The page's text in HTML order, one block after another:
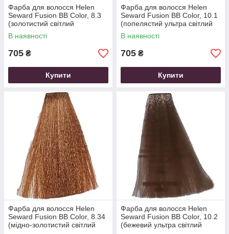
Фарба для волосся Helen
Seward Fusion BB Color, 8.3
(золотистий світлий
блондин), 100 мл
В наявності
705 ₴
Купити
Фарба для волосся Helen
Seward Fusion BB Color, 10.1
(попелястий ультра світлий
блондин), 100 мл
В наявності
705 ₴
Купити
Фарба для волосся Helen
Seward Fusion BB Color, 8.34
(мідно-золотистий світлий
Фарба для волосся Helen
Seward Fusion BB Color, 10.2
(бежевий ультра світлий